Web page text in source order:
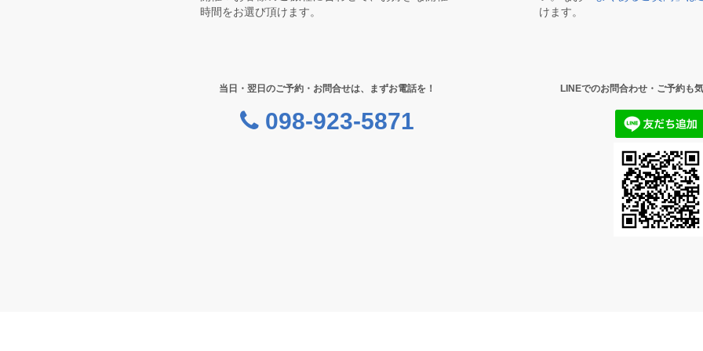
時間をお選び頂けます。
けます。
当日・翌日のご予約・お問合せは、まずお電話を！
098-923-5871
LINEでのお問合わせ・ご予約も